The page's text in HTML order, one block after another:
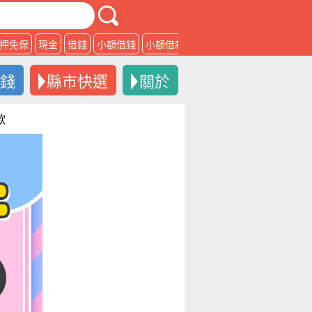
免保 現金 借錢 小額借錢 小額借款
縣市快選 關於